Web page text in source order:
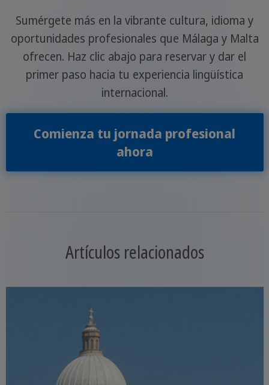
Sumérgete más en la vibrante cultura, idioma y
oportunidades profesionales que Málaga y Malta
ofrecen. Haz clic abajo para reservar y dar el
primer paso hacia tu experiencia lingüística
internacional.
Comienza tu jornada profesional
ahora
Artículos relacionados